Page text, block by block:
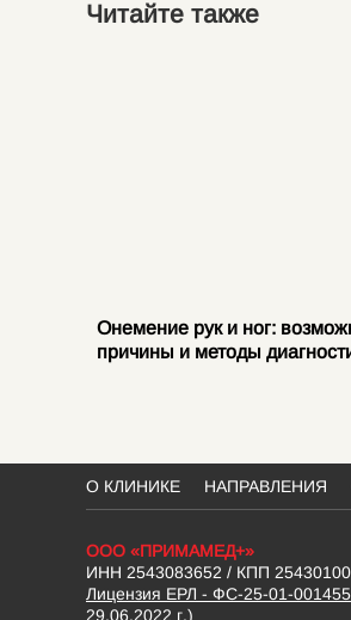
Читайте также
Онемение рук и ног:
причины и методы
О КЛИНИКЕ НАПРАВЛЕНИЯ
ООО «ПРИМАМЕД+»
ИНН 2543083652 / КПП
Лицензия ЕРЛ - ФС-25-01-
29.06.2022 г.)